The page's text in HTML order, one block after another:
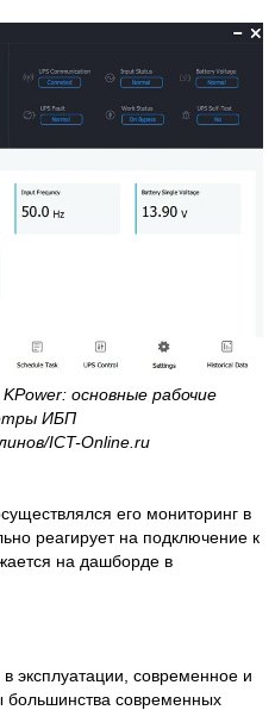
основные рабочие
ИБП
ICT-Online.ru
его мониторинг в
реагирует на подключение к
на дашборде в
эксплуатации, современное и
современных